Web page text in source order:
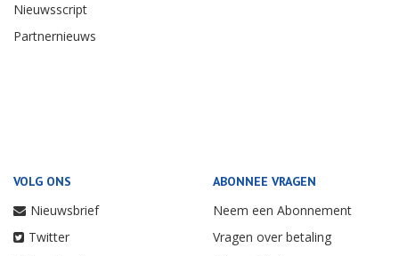
Nieuwsscript
Partnernieuws
VOLG ONS
Nieuwsbrief
Twitter
ABONNEE VRAGEN
Neem een Abonnement
Vragen over betaling